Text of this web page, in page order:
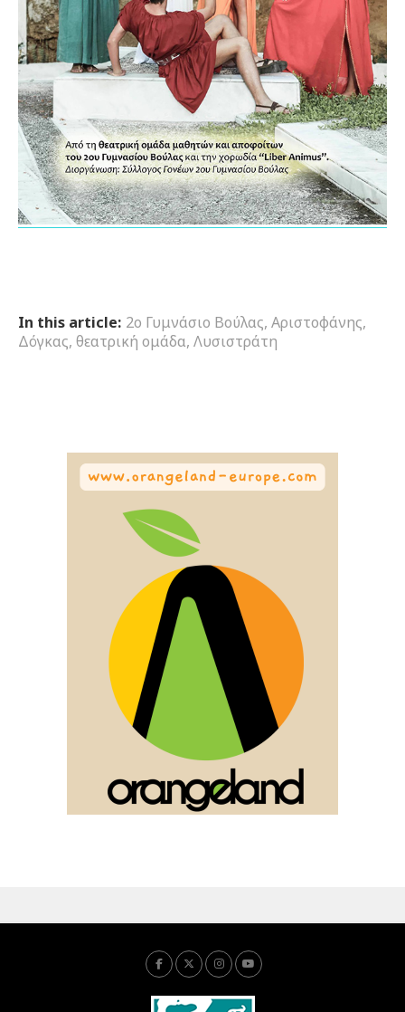
In this article: 2ο Γυμνάσιο Βούλας, Αριστοφάνης,
Δόγκας, θεατρική ομάδα, Λυσιστράτη